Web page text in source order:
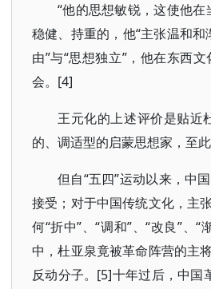
“他的思想敏锐，这使他
稳健、持重的，他“主张温和和
由”与“思想独立”，他在东西
会。[4]
王元化的上述评价是贴近
的、调适型的启蒙思想家，至此
但自“五四”运动以来，中
接受；对于中国传统文化，主
何“折中”、“调和”、“改良”、
中，杜亚泉竟被革命阵营的主
反动分子。[5]十年过后，中国